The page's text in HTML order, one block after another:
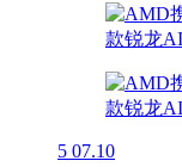
5 07.10